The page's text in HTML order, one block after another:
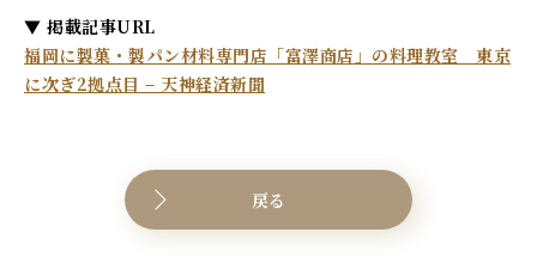
▼ 掲載記事URL
福岡に製菓・製パン材料専門店「富澤商店」の料理教室 東京
に次ぎ2拠点目 – 天神経済新聞
戻る